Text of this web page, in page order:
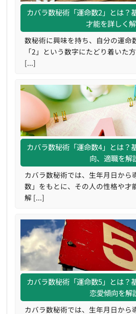
カバラ数秘術「運命数2」とは？
才能を詳しく
数秘術に興味を持ち、自分の運命
「2」という数字にたどり着いた
[...]
カバラ数秘術「運命数4」とは？
向、適職を解
カバラ数秘術では、生年月日から
数」をもとに、その人の性格や才
解 [...]
カバラ数秘術「運命数5」とは？
恋愛傾向を解
カバラ数秘術では、生年月日から